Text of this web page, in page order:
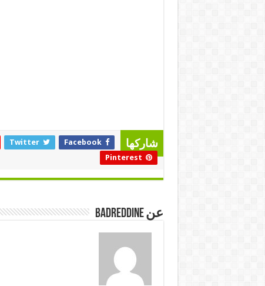
شاركها Facebook
Twitter
Pinterest
عن badreddine